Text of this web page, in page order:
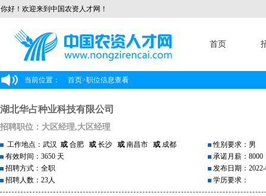
你好！欢迎来到中国农资人才网！
首页
当前位置： 首页>职位信息查看
湖北华占种业科技有限公司
招聘职位：大区经理,大区经理
工作地点：武汉 或 合肥 或 长沙 或 南昌市 或 成都
有效时间：3650 天
招聘方式：全职
招聘人数：23人
性别要求：男
承诺月薪：8000
发布日期：
学历要求：